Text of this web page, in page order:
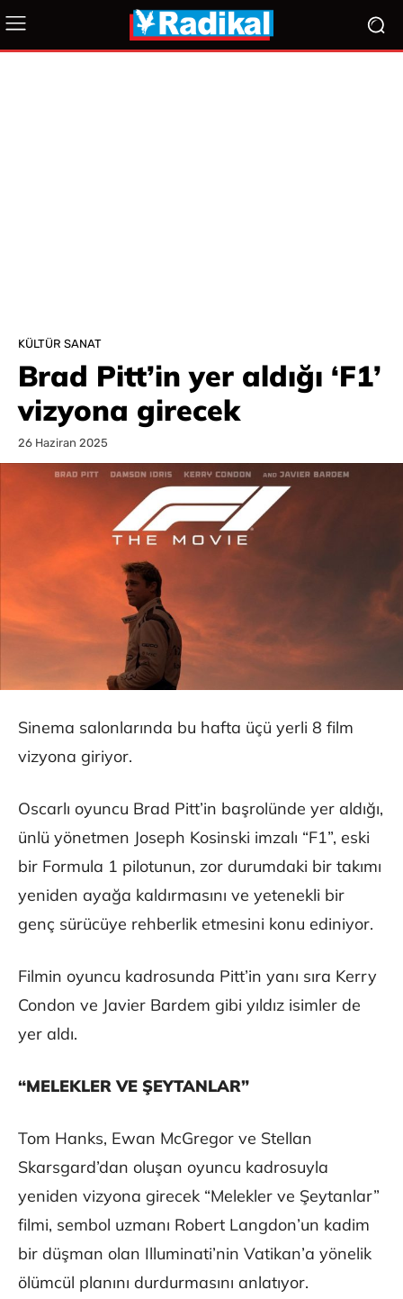
KÜLTÜR SANAT
Brad Pitt’in yer aldığı ‘F1’
vizyona girecek
26 Haziran 2025
Sinema salonlarında bu hafta üçü yerli 8 film
vizyona giriyor.
Oscarlı oyuncu Brad Pitt’in başrolünde yer aldığı,
ünlü yönetmen Joseph Kosinski imzalı “F1”, eski
bir Formula 1 pilotunun, zor durumdaki bir takımı
yeniden ayağa kaldırmasını ve yetenekli bir
genç sürücüye rehberlik etmesini konu ediniyor.
Filmin oyuncu kadrosunda Pitt’in yanı sıra Kerry
Condon ve Javier Bardem gibi yıldız isimler de
yer aldı.
“MELEKLER VE ŞEYTANLAR”
Tom Hanks, Ewan McGregor ve Stellan
Skarsgard’dan oluşan oyuncu kadrosuyla
yeniden vizyona girecek “Melekler ve Şeytanlar”
filmi, sembol uzmanı Robert Langdon’un kadim
bir düşman olan Illuminati’nin Vatikan’a yönelik
ölümcül planını durdurmasını anlatıyor.